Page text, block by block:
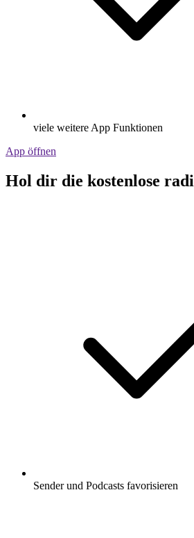
viele weitere App Funktionen
App öffnen
Hol dir die kostenlose
Sender und Podcasts favorisieren